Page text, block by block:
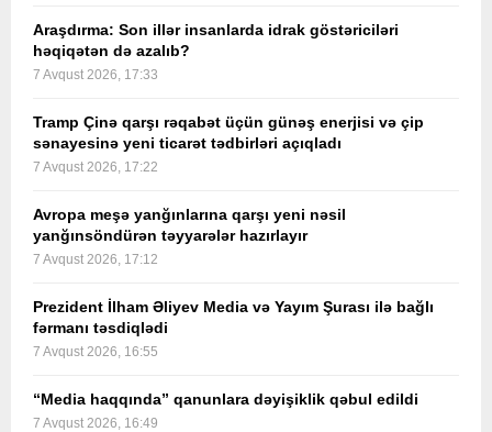
Araşdırma: Son illər insanlarda idrak göstəriciləri
həqiqətən də azalıb?
7 Avqust 2026, 17:33
Tramp Çinə qarşı rəqabət üçün günəş enerjisi və çip
sənayesinə yeni ticarət tədbirləri açıqladı
7 Avqust 2026, 17:22
Avropa meşə yanğınlarına qarşı yeni nəsil
yanğınsöndürən təyyarələr hazırlayır
7 Avqust 2026, 17:12
Prezident İlham Əliyev Media və Yayım Şurası ilə bağlı
fərmanı təsdiqlədi
7 Avqust 2026, 16:55
“Media haqqında” qanunlara dəyişiklik qəbul edildi
7 Avqust 2026, 16:49